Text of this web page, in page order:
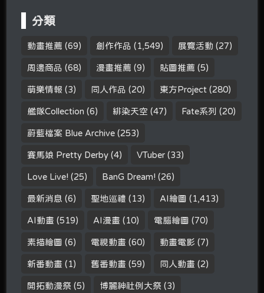
分類
動畫推薦 (69) 創作作品 (1,549) 展覽活動 (27)
周邊商品 (68) 漫畫推薦 (9) 貼圖推薦 (5)
萌樂情報 (3) 同人作品 (20) 東方Project (280)
艦隊Collection (6) 緋染天空 (47) Fate系列 (20)
蔚藍檔案 Blue Archive (253)
賽馬娘 Pretty Derby (4) VTuber (33)
Love Live! (25) BanG Dream! (26)
最新消息 (6) 聖地巡禮 (13) AI繪圖 (1,413)
AI動畫 (519) AI漫畫 (10) 電腦繪圖 (70)
素描繪圖 (6) 電視動畫 (60) 動畫電影 (7)
新番動畫 (1) 舊番動畫 (59) 同人動畫 (2)
開拓動漫祭 (5) 博麗神社例大祭 (3)